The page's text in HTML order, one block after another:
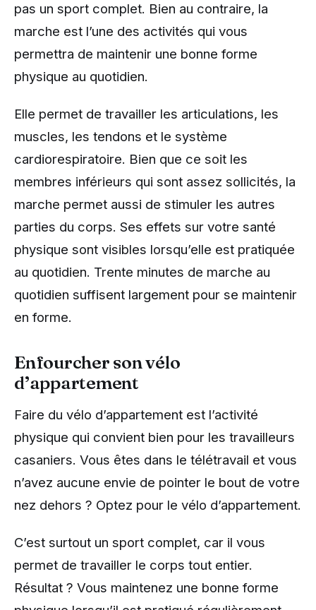
pas un sport complet. Bien au contraire, la
marche est l’une des activités qui vous
permettra de maintenir une bonne forme
physique au quotidien.
Elle permet de travailler les articulations, les
muscles, les tendons et le système
cardiorespiratoire. Bien que ce soit les
membres inférieurs qui sont assez sollicités, la
marche permet aussi de stimuler les autres
parties du corps. Ses effets sur votre santé
physique sont visibles lorsqu’elle est pratiquée
au quotidien. Trente minutes de marche au
quotidien suffisent largement pour se maintenir
en forme.
Enfourcher son vélo
d’appartement
Faire du vélo d’appartement est l’activité
physique qui convient bien pour les travailleurs
casaniers. Vous êtes dans le télétravail et vous
n’avez aucune envie de pointer le bout de votre
nez dehors ? Optez pour le vélo d’appartement.
C’est surtout un sport complet, car il vous
permet de travailler le corps tout entier.
Résultat ? Vous maintenez une bonne forme